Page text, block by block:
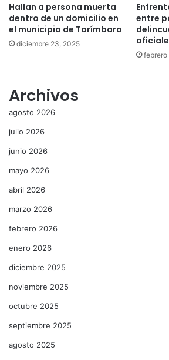
Hallan a persona muerta
dentro de un domicilio en
el municipio de Tarímbaro
diciembre 23, 2025
entre
febrero
Archivos
agosto 2026
julio 2026
junio 2026
mayo 2026
abril 2026
marzo 2026
febrero 2026
enero 2026
diciembre 2025
noviembre 2025
octubre 2025
septiembre 2025
agosto 2025